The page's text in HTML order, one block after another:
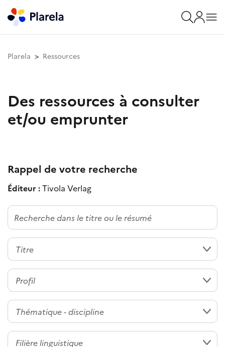
Plarela Ressources
Des ressources à consulter
et/ou emprunter
Rappel de votre recherche
Éditeur :Tivola Verlag